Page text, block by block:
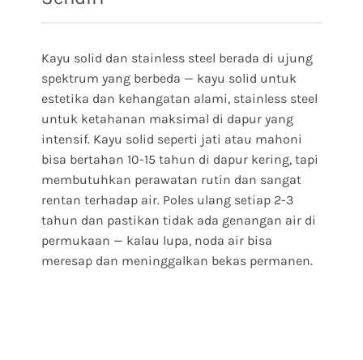
Kayu solid dan stainless steel berada di ujung
spektrum yang berbeda — kayu solid untuk
estetika dan kehangatan alami, stainless steel
untuk ketahanan maksimal di dapur yang
intensif. Kayu solid seperti jati atau mahoni
bisa bertahan 10-15 tahun di dapur kering, tapi
membutuhkan perawatan rutin dan sangat
rentan terhadap air. Poles ulang setiap 2-3
tahun dan pastikan tidak ada genangan air di
permukaan — kalau lupa, noda air bisa
meresap dan meninggalkan bekas permanen.